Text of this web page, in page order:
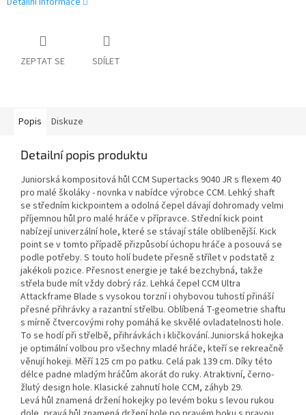
ZEPTAT SE SDÍLET
Popis Diskuze
Detailní popis produktu
Juniorská kompositová hůl CCM Supertacks 9040 JR s flexem 40
pro malé školáky - novnka v nabídce výrobce CCM. Lehký shaft
se středním kickpointem a odolná čepel dávají dohromady velmi
příjemnou hůl pro malé hráče v přípravce. Střední kick point
nabízejí univerzální hole, které se stávají stále oblíbenější. Kick
point se v tomto případě přizpůsobí úchopu hráče a posouvá se
podle potřeby. S touto holí budete přesně střílet v podstatě z
jakékoli pozice. Přesnost energie je také bezchybná, takže
střela bude mít vždy dobrý ráz. Lehká čepel CCM Ultra
Attackframe Blade s vysokou torzní i ohybovou tuhostí přináší
přesné přihrávky a razantní střelbu. Oblíbená T-geometrie shaftu
s mírně čtvercovými rohy pomáhá ke skvělé ovladatelnosti hole.
To se hodí při střelbě, přihrávkách i kličkování.Juniorská hokejka
je optimální volbou pro všechny mladé hráče, kteří se rekreačně
věnují hokeji. Měří 125 cm po patku. Celá pak 139 cm. Díky této
délce padne mladým hráčům akorát do ruky. Atraktivní, černo-
žlutý design hole. Klasické zahnutí hole CCM, záhyb 29.
Levá hůl znamená držení hokejky po levém boku s levou rukou